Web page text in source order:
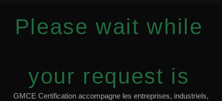
Please wait while
your request is
GMCE Certification accompagne les entreprises, industriels,